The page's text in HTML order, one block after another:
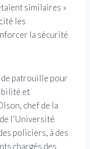
similaires »
les
la sécurité
de patrouille pour
et
chef de la
l’Université
policiers, à des
chargés des